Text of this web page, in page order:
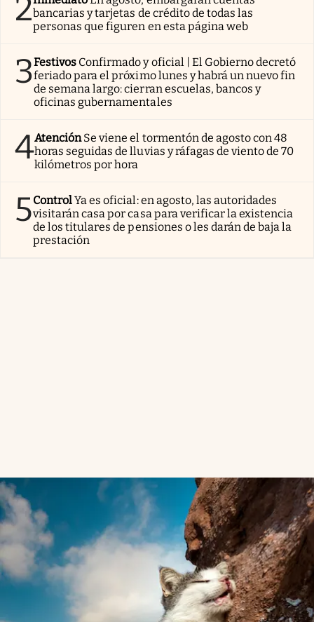
2bancarias y tarjetas de crédito de todas las
personas que figuren en esta página web
3Festivos Confirmado y oficial | El Gobierno decretó
feriado para el próximo lunes y habrá un nuevo fin
de semana largo: cierran escuelas, bancos y
oficinas gubernamentales
4AtenciónSe viene el tormentón de agosto con 48
horas seguidas de lluvias y ráfagas de viento de 70
kilómetros por hora
5ControlYa es oficial: en agosto, las autoridades
visitarán casa por casa para verificar la existencia
de los titulares de pensiones o les darán de baja la
prestación